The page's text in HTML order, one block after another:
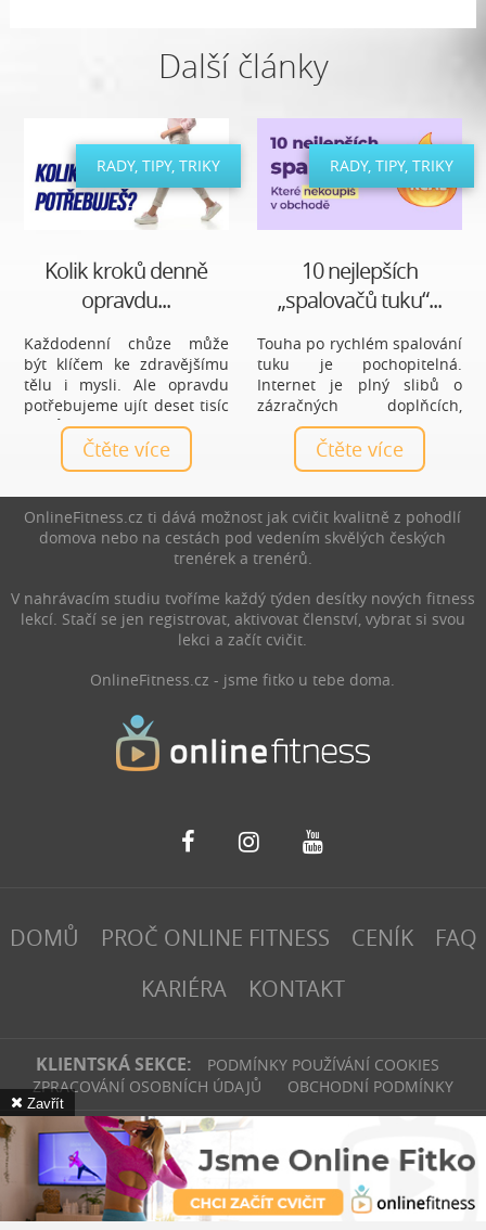
Další články
RADY, TIPY, TRIKY
Kolik kroků denně
opravdu...
Každodenní chůze může
být klíčem ke zdravějšímu
tělu i mysli. Ale opravdu
potřebujeme ujít deset tisíc
kroků denně, nebo je to jen
mýtus? Zjistěte, jaký počet
kroků je ideální právě pro
zdraví.
Čtěte více
RADY, TIPY, TRIKY
10 nejlepších
„spalovačů tuku“...
Touha po rychlém spalování
tuku je pochopitelná.
Internet je plný slibů o
zázračných doplňcích,
čajích a tabletách, které
mají vyřešit hubnutí bez
námahy. Realita je ale méně
praktičtější: nejúčinnější
spalovače nejsou produkty,
ale každodenní návyky.
Čtěte více
OnlineFitness.cz ti dává možnost jak cvičit kvalitně z pohodlí
domova nebo na cestách pod vedením skvělých českých
trenérek a trenérů.
V nahrávacím studiu tvoříme každý týden desítky nových fitness
lekcí. Stačí se jen registrovat, aktivovat členství, vybrat si svou
lekci a začít cvičit.
OnlineFitness.cz - jsme fitko u tebe doma.
DOMŮ PROČ ONLINE FITNESS CENÍK
FAQ
KARIÉRA
KONTAKT
KLIENTSKÁ SEKCE:
PODMÍNKY POUŽÍVÁNÍ COOKIES
ZPRACOVÁNÍ OSOBNÍCH ÚDAJŮ
OBCHODNÍ PODMÍNKY
Webové stránky vytvořilo Poski.com .
Tvorba webových
stránekna míru.
Zavřít